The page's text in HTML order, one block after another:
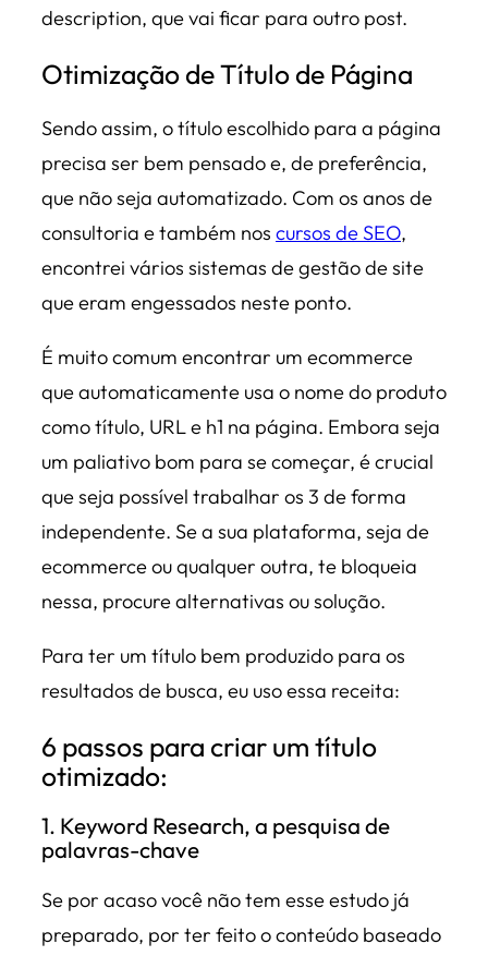
description, que vai ficar para outro post.
Otimização de Título de Página
Sendo assim, o título escolhido para a página
precisa ser bem pensado e, de preferência,
que não seja automatizado. Com os anos de
consultoria e também nos cursos de SEO,
encontrei vários sistemas de gestão de site
que eram engessados neste ponto.
É muito comum encontrar um ecommerce
que automaticamente usa o nome do produto
como título, URL e h1 na página. Embora seja
um paliativo bom para se começar, é crucial
que seja possível trabalhar os 3 de forma
independente. Se a sua plataforma, seja de
ecommerce ou qualquer outra, te bloqueia
nessa, procure alternativas ou solução.
Para ter um título bem produzido para os
resultados de busca, eu uso essa receita:
6 passos para criar um título
otimizado:
1. Keyword Research, a pesquisa de
palavras-chave
Se por acaso você não tem esse estudo já
preparado, por ter feito o conteúdo baseado